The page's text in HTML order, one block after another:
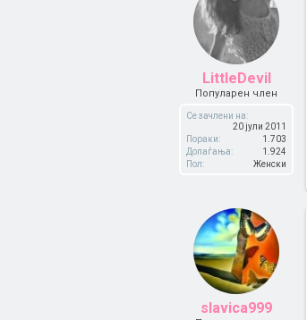
LittleDevil
Популарен член
Се зачлени на:
20 јули 2011
Пораки:
1.703
Допаѓања:
1.924
Пол:
Женски
slavica999